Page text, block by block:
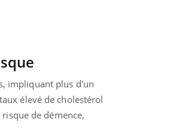
impliquant plus d'un
élevé de cholestérol
de démence,